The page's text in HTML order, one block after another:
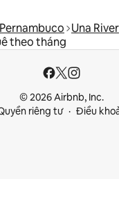
Pernambuco Una River
theo tháng
© 2026 Airbnb, Inc.
riêng tư
Điều